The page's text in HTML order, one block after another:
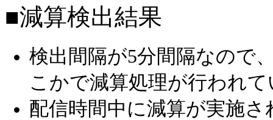
■減算検出結果
検出間隔が5分間隔なので
こかで減算処理が行われ
配信時間中に減算が実施